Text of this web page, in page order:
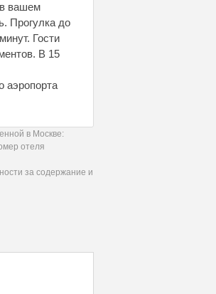
в вашем
Прогулка до
Гости
В 15
аэропорта
в Москве:
отеля
за содержание и